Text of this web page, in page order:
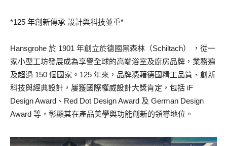
*125 年創新傳承 設計與科技並重*
Hansgrohe 於 1901 年創立於德國黑森林（Schiltach） ，從一
家小型工坊發展成為享譽全球的高端浴室及廚房品牌，業務遍
及超過 150 個國家。125 年來，品牌憑藉德國精工品質、創新
科技與經典設計，屢獲國際權威設計大獎肯定，包括 iF
Design Award、Red Dot Design Award 及 German Design
Award 等，彰顯其在產品美學與功能創新的領導地位。